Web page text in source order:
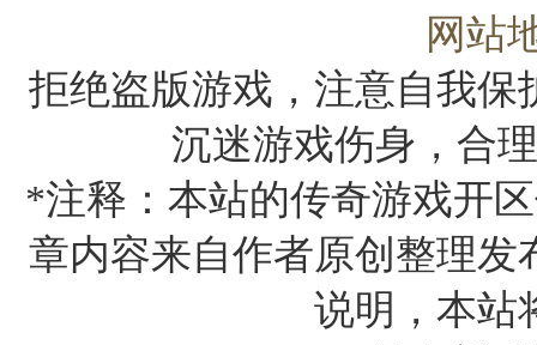
哪？
网站
拒绝盗版游戏，注意自我
沉迷游戏伤身，合
*注释：本站的传奇游戏开
章内容来自作者原创整理
说明，本站